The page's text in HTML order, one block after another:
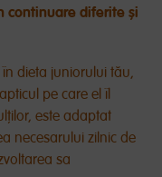
continuare diferite și
dieta juniorului tău,
pe care el îl
este adaptat
necesarului zilnic de
sa